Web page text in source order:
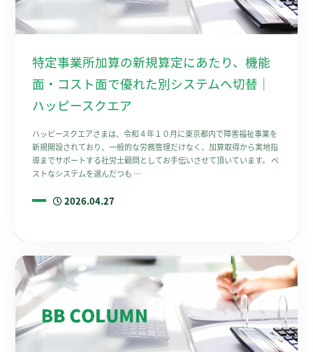
特定事業所加算の新規算定にあたり、機能
面・コスト面で優れた別システムへ切替｜
ハッピースクエア
ハッピースクエアさまは、令和４年１０月に東京都内で障害福祉事業を
新規開設されており、一般的な労務管理だけなく、加算取得から実地指
導までサポートする社労士顧問としてお手伝いさせて頂いています。 ベ
ストなシステムを選んだつも …
2026.04.27